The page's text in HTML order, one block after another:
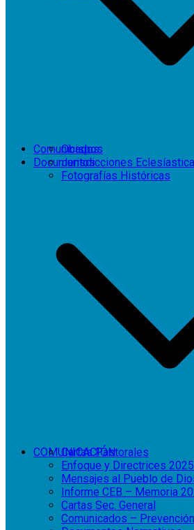
Obispos
Jurisdicciones
Fotografías Históricas
Comunicados
Documentos
Cartas Pastorales
Enfoque y Directrices
Mensajes al Pueblo de
Informe CEB – Memoria
Cartas Sec. General
Comunicados – Prevención
COMUNICACIÓN